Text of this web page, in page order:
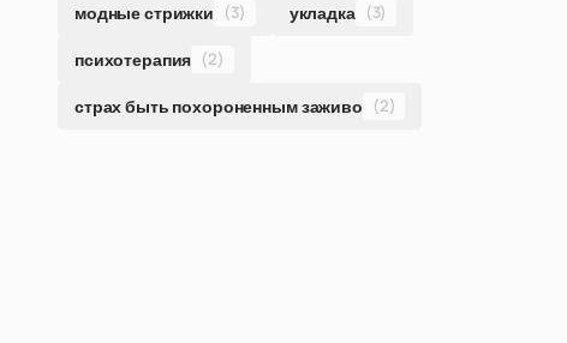
модные стрижки (3) укладка (3)
психотерапия (2)
страх быть похороненным заживо (2)